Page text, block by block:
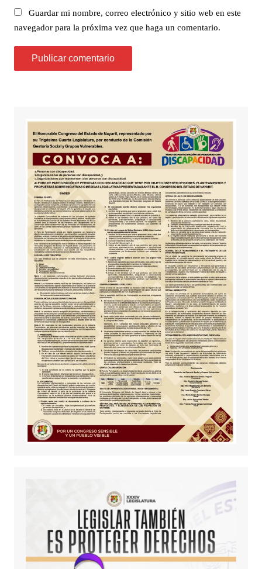
Guardar mi nombre, correo electrónico y sitio web en este
navegador para la próxima vez que haga un comentario.